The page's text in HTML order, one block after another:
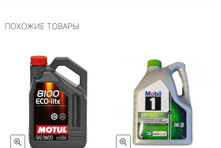
Двигатель
Страна бренда
Классификация по API
SN
ПОХОЖИЕ ТОВАРЫ